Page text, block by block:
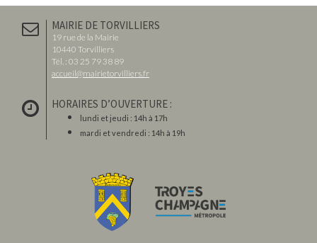
MAIRIE DE TORVILLIERS
19 rue de la Mairie
10440 Torvilliers
Tél. : 03 25 79 38 89
accueil@mairietorvilliers.fr
HORAIRES D’OUVERTURE :
lundi et jeudi : 14h à 17h
mardi et vendredi : 14h à 19h